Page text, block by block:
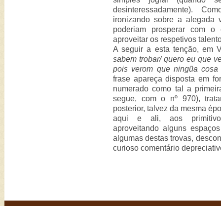
desinteressadamente).
ironizando sobre a alegada
poderiam prosperar com
aproveitar os respetivos
A seguir a esta tenção, em
sabem trobar/ quero eu que
pois verom que ningũa cosa
frase apareça disposta em
numerado como tal a
segue, com o nº 970),
posterior, talvez da mesma
aqui e ali, aos primitivos
aproveitando alguns
algumas destas trovas,
curioso comentário